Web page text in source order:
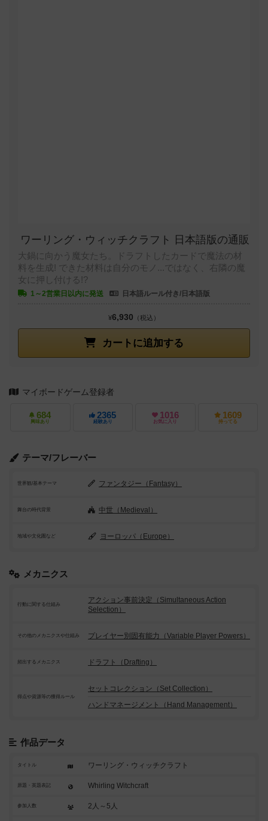
ワーリング・ウィッチクラフト 日本語版の通販
大鍋に向かう魔女たち。ドラフトしたカードで魔法の材
料を生成! できた材料は自分のモノ...ではなく、右隣の魔
女に押し付ける!?
1～2営業日以内に発送 日本語ルール付き/日本語版
カートに追加する
¥6,930 （税込）
マイボードゲーム登録者
684
興味あり
2365
経験あり
1016
お気に入り
1609
持ってる
テーマ/フレーバー
世界観/基本テーマ ファンタジー（Fantasy）
舞台の時代背景 中世（Medieval）
地域や文化圏など ヨーロッパ（Europe）
メカニクス
行動に関する仕組み
アクション事前決定（Simultaneous Action
Selection）
その他のメカニクスや仕組み プレイヤー別固有能力（Variable Player Powers）
頻出するメカニクス ドラフト（Drafting）
得点や資源等の獲得ルール
セットコレクション（Set Collection）
ハンドマネージメント（Hand Management）
作品データ
タイトル ワーリング・ウィッチクラフト
原題・英題表記 Whirling Witchcraft
参加人数 2人～5人